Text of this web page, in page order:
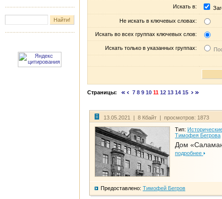
Искать в:
Не искать в ключевых словах:
Искать во всех группах ключевых слов:
Искать только в указанных группах:
Страницы: 7 8 9 10 11 12 13 14 15
13.05.2021 | 8 Кбайт | просмотров: 1873
Тип:
Тимофея Бегрова
Дом
подробнее
Предоставлено: Тимофей Бегров